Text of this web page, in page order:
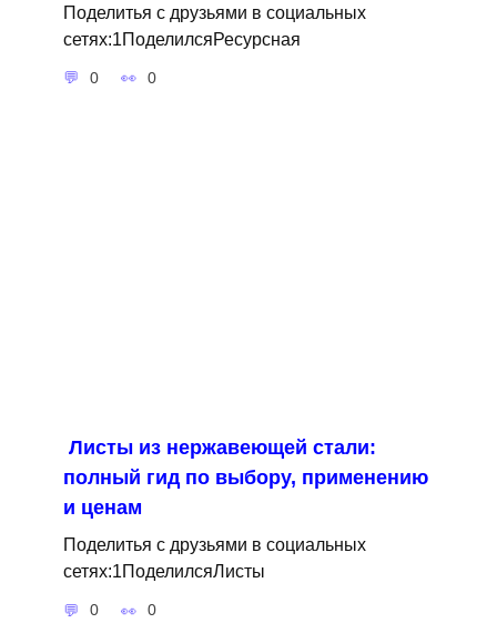
Поделитья с друзьями в социальных
сетях:1ПоделилсяРесурсная
0 0
Листы из нержавеющей стали:
полный гид по выбору, применению
и ценам
Поделитья с друзьями в социальных
сетях:1ПоделилсяЛисты
0 0